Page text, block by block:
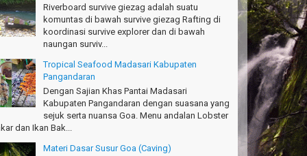
Riverboard survive giezag adalah suatu
komuntas di bawah survive giezag Rafting di
koordinasi survive explorer dan di bawah
naungan surviv...
Tropical Seafood Madasari Kabupaten
Pangandaran
Dengan Sajian Khas Pantai Madasari
Kabupaten Pangandaran dengan suasana yang
sejuk serta nuansa Goa. Menu andalan Lobster
dan Ikan Bak...
Materi Dasar Susur Goa (Caving)